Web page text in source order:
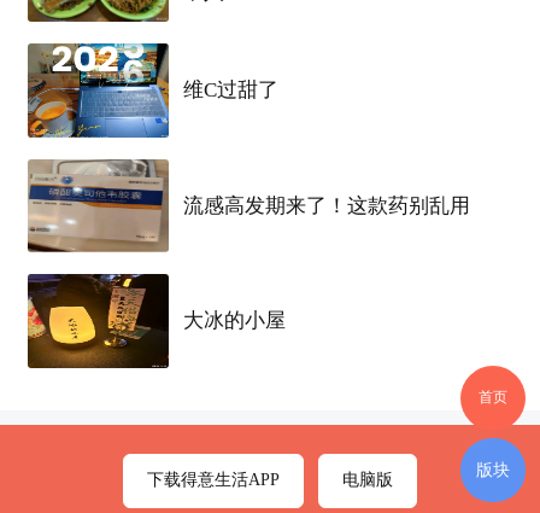
选择专转本培训班
构资质好，在各方面投入的精力多。因为大的专转
本机构有信誉，不糊弄学生。
培训学校所有校区欢迎大家试听，先试听后报名！
学生和家长在选择专转本
所谓一分钱一分货，名气大的专转本培训班 机构在
还是教学资质都是有保证的。
江苏瀚宣博大专转本培训学校
辅导五年制专转
课，帮助众
多五年制高职生圆梦全日制本科，汇集众多拥有转
本辅导经验的名师，各大本科院校考取政略，机构
维C过甜了
流感高发期来了！这款药别乱用
大冰的小屋
首页
版块
下载得意生活APP 电脑版